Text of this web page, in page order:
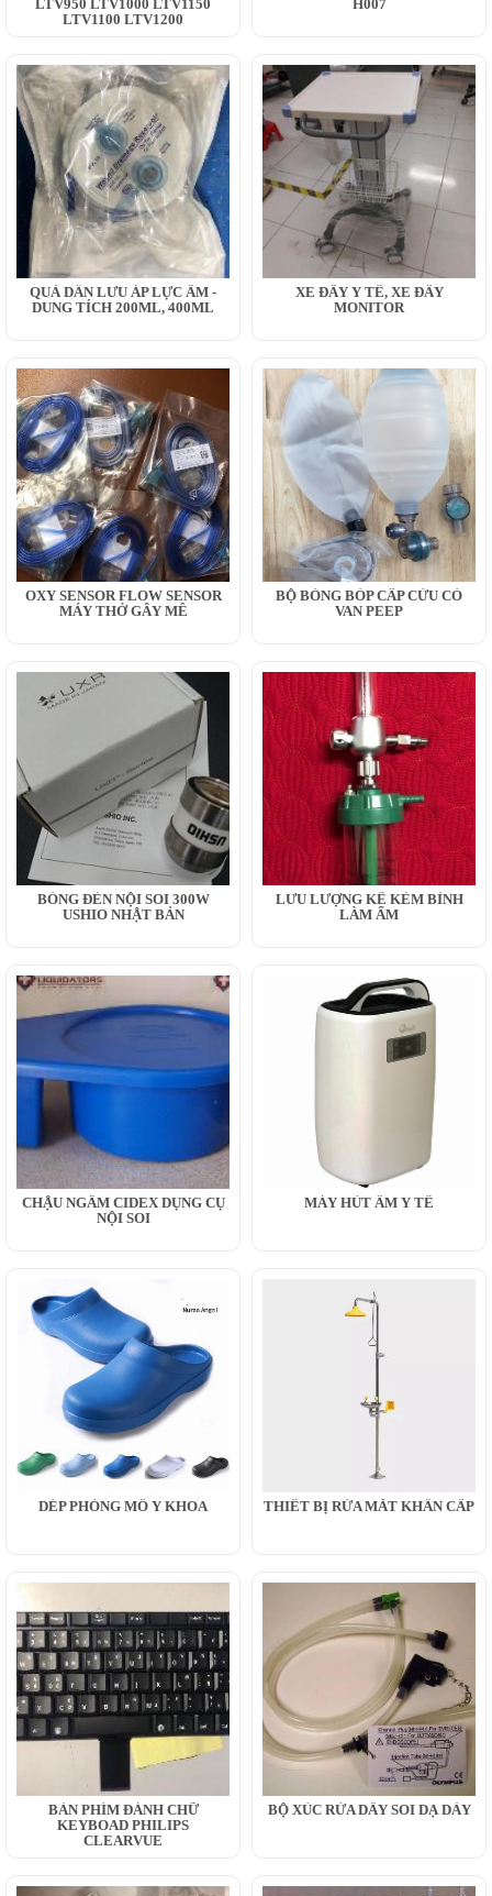
LTV950 LTV1000 LTV1150
LTV1100 LTV1200
H007
QUẢ DẪN LƯU ÁP LỰC ÂM -
DUNG TÍCH 200ML, 400ML
XE ĐẨY Y TẾ, XE ĐẨY
MONITOR
OXY SENSOR FLOW SENSOR
MÁY THỞ GÂY MÊ
BỘ BÓNG BÓP CẤP CỨU CÓ
VAN PEEP
BÓNG ĐÈN NỘI SOI 300W
USHIO NHẬT BẢN
LƯU LƯỢNG KẾ KÈM BÌNH
LÀM ẨM
CHẬU NGÂM CIDEX DỤNG CỤ
NỘI SOI
MÁY HÚT ẨM Y TẾ
DÉP PHÒNG MỔ Y KHOA THIẾT BỊ RỬA MẮT KHẨN CẤP
BÀN PHÍM ĐÁNH CHỮ
KEYBOAD PHILIPS
CLEARVUE
BỘ XÚC RỬA DÂY SOI DẠ DÀY